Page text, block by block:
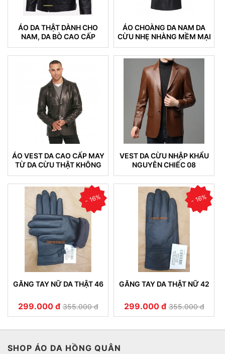
ÁO DA THẬT DÀNH CHO
NAM, DA BÒ CAO CẤP
KHÔNG NỔ DA BONG TRÓC
DA (100)
ÁO CHOÀNG DA NAM DA
CỪU NHẸ NHÀNG MỀM MẠI
04
ÁO VEST DA CAO CẤP MAY
TỪ DA CỪU THẬT KHÔNG
NỔ DA (VEST 05)
VEST DA CỪU NHẬP KHẨU
NGUYÊN CHIẾC 08
- 16%
GĂNG TAY NỮ DA THẬT 46
299.000 đ 355.000 đ
- 16%
GĂNG TAY DA THẬT NỮ 42
299.000 đ 355.000 đ
SHOP ÁO DA HỒNG QUÂN